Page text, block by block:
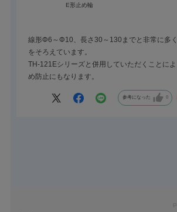
E形止め輪
線形Φ6～Φ10、長さ30～130までと非常に多
をそろえています。
TH-121Eシリーズと併用していただくことに
め防止にもなります。
参考になった 0